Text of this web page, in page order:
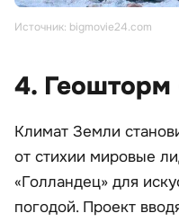
Источник: bigmovie24.com
4. Геошторм
Климат Земли
от стихии мировые
«Голландец» для
погодой. Проект